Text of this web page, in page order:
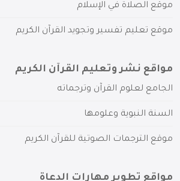
موقع الصلاة في الإسلام
موقع تعليم تفسير وتجويد القرآن الكريم
مواقع نشر وتعليم القرآن الكريم
الجامع لعلوم القرآن وترجماته
السنة النبوية وعلومها
موقع الترجمات الصوتية للقرآن الكريم
مواقع تطوير مهارات الدعاة